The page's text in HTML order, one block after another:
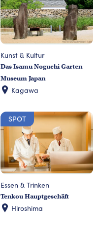
Kunst & Kultur
Das Isamu Noguchi Garten
Museum Japan
Kagawa
SPOT
Essen & Trinken
Tenkou Hauptgeschäft
Hiroshima